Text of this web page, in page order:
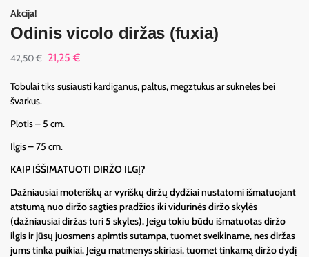
Akcija!
Odinis vicolo diržas (fuxia)
42,50€ 21,25€
Tobulai tiks susiausti kardiganus, paltus, megztukus ar sukneles bei
švarkus.
Plotis – 5 cm.
Ilgis – 75 cm.
KAIP IŠŠIMATUOTI DIRŽO ILGĮ?
Dažniausiai moteriškų ar vyriškų diržų dydžiai nustatomi išmatuojant
atstumą nuo diržo sagties pradžios iki vidurinės diržo skylės
(dažniausiai diržas turi 5 skyles). Jeigu tokiu būdu išmatuotas diržo
ilgis ir jūsų juosmens apimtis sutampa, tuomet sveikiname, nes diržas
jums tinka puikiai. Jeigu matmenys skiriasi, tuomet tinkamą diržo dydį